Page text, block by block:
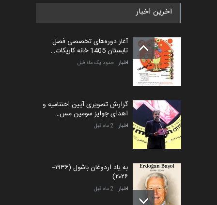
آخرین اخبار
آغاز دوره‌های تخصصی فصل
تابستان 1405 خانه کاریکات…
اخبار حدود یک ماه قبل
گزارش تصویری آیین اختتامیه و
اهدای جوایز سومین مس…
اخبار 2 ماه قبل
به یاد اردوغان باشول (۱۹۳۶–
۲۰۲۶)
اخبار 2 ماه قبل